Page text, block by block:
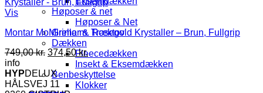
Høposer & net
Høposer & Net
Grimer & Træktov
Dækken
Fleecedækken
Insekt & Eksemdækken
Benbeskyttelse
Klokker
Vis
Montar MoMirella m. Rosegold Krystaller – Brun, Fullgrip
749,00kr. Den
oprindelige
pris
var:
374,50kr.Den
aktuelle
pris
er:
info
HYPDELUX
HÅLSVEJ 11